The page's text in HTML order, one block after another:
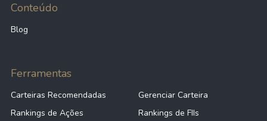
Conteúdo
Blog
Ferramentas
Carteiras Recomendadas
Gerenciar Carteira
Rankings de Ações
Rankings de FIIs